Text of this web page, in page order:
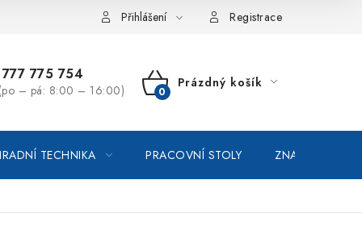
/ odstoupení od smlouvy Online platby Comgate
Přihlášení Registrace
777 775 754
(po – pá: 8:00 – 16:00)
NÁKUPNÍ
Prázdný košík
TECHNIKA PRACOVNÍ STOLY ZNAČKOVACÍ